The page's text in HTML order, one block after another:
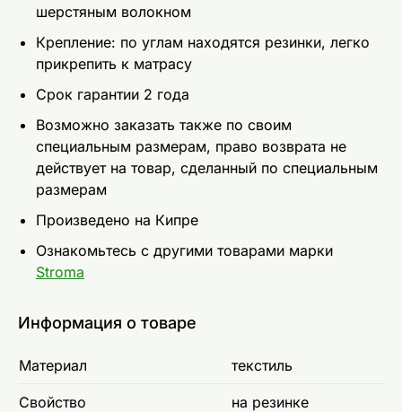
шерстяным волокном
Крепление: по углам находятся резинки, легко
прикрепить к матрасу
Срок гарантии 2 года
Возможно заказать также по своим
специальным размерам, право возврата не
действует на товар, сделанный по специальным
размерам
Произведено на Кипре
Ознакомьтесь с другими товарами марки
Stroma
Информация о товаре
Материал текстиль
Свойство на резинке